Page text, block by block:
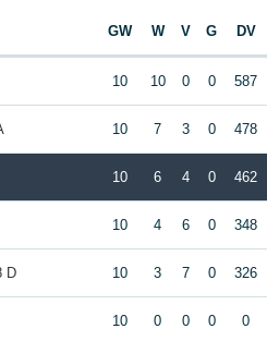
GW W V G DV
10 10 0 0 587
10 7 3 0 478
10 6 4 0 462
10 4 6 0 348
D 10 3 7 0 326
10 0 0 0 0